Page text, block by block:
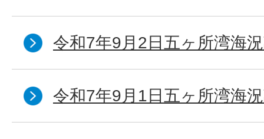
令和7年9月2日五ヶ所湾海
令和7年9月1日五ヶ所湾海